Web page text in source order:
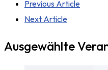
Previous Article
Next Article
Ausgewählte